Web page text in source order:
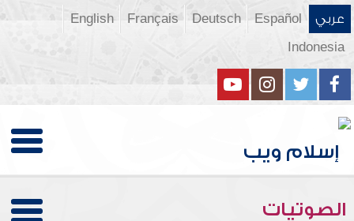
عربي Español
Deutsch
Français
English
Indonesia
الصوتيات